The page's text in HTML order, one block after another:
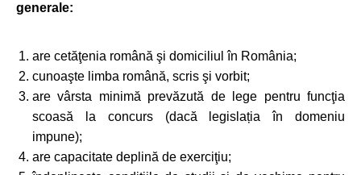
generale:
are cetăţenia română şi domiciliul în România;
cunoaşte limba română, scris şi vorbit;
are vârsta minimă prevăzută de lege pentru funcţia
scoasă la concurs (dacă legislația în domeniu
impune);
are capacitate deplină de exerciţiu;